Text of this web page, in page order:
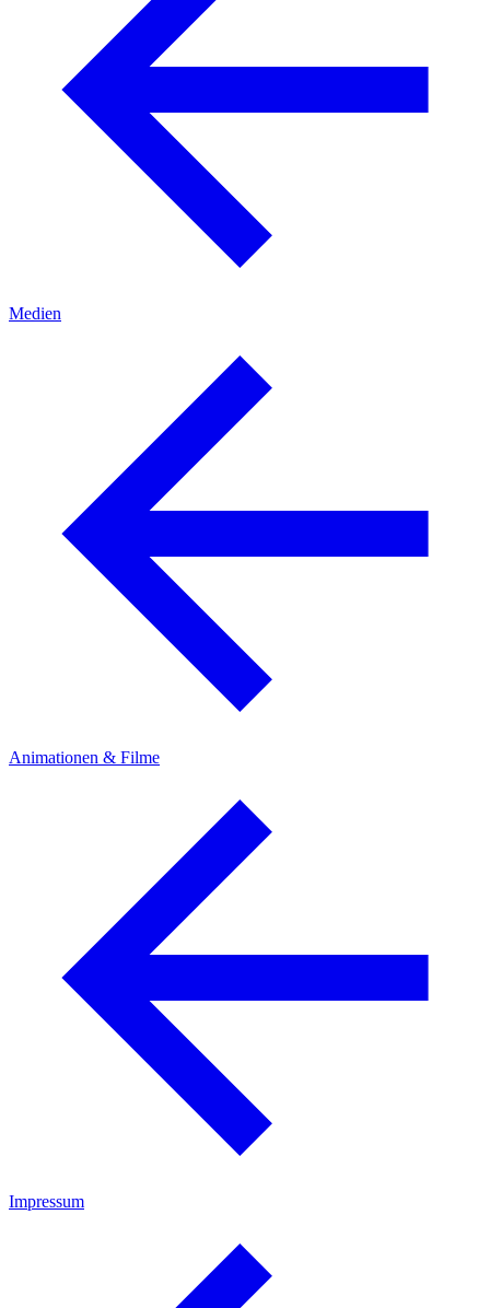
Medien
Animationen & Filme
Impressum